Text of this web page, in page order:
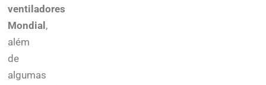
ventiladores
Mondial ,
além
de
algumas